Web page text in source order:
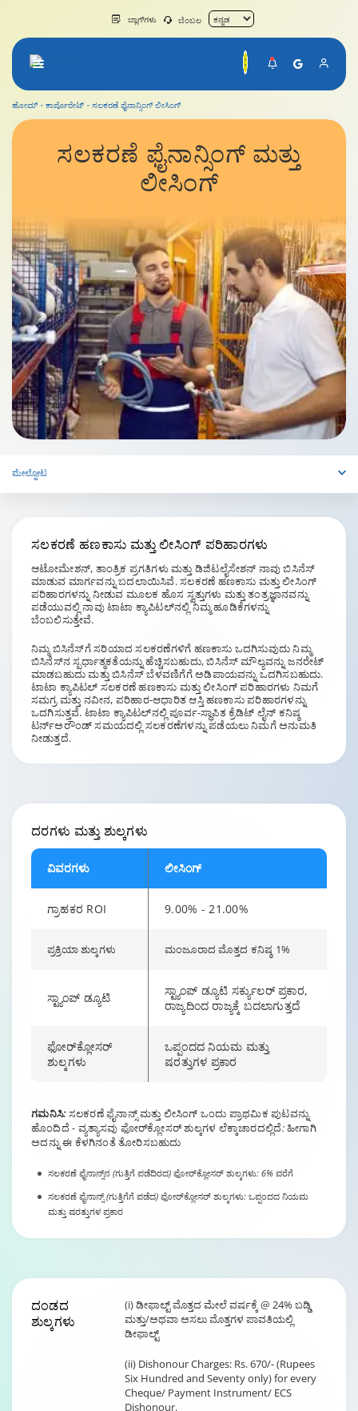
ಬ್ಲಾಗ್‌ಗಳು ಬೆಂಬಲ
ಹೋಮ್ ಕಾರ್ಪೊರೇಟ್ ಸಲಕರಣೆ ಫೈನಾನ್ಸಿಂಗ್ ಲೀಸಿಂಗ್
ಸಲಕರಣೆ ಫೈನಾನ್ಸಿಂಗ್ ಮತ್ತು
ಲೀಸಿಂಗ್
ಸಲಕರಣೆ ಲೋನ್ ಮತ್ತು ಲೀಸಿಂಗ್
ಮೇಲ್ನೋಟ
ಸಲಕರಣೆ ಹಣಕಾಸು ಮತ್ತು ಲೀಸಿಂಗ್ ಪರಿಹಾರಗಳು
ಆಟೋಮೇಶನ್, ತಾಂತ್ರಿಕ ಪ್ರಗತಿಗಳು ಮತ್ತು ಡಿಜಿಟಲೈಸೇಶನ್ ನಾವು ಬಿಸಿನೆಸ್
ಮಾಡುವ ಮಾರ್ಗವನ್ನು ಬದಲಾಯಿಸಿವೆ. ಸಲಕರಣೆ ಹಣಕಾಸು ಮತ್ತು ಲೀಸಿಂಗ್
ಪರಿಹಾರಗಳನ್ನು ನೀಡುವ ಮೂಲಕ ಹೊಸ ಸ್ವತ್ತುಗಳು ಮತ್ತು ತಂತ್ರಜ್ಞಾನವನ್ನು
ಪಡೆಯುವಲ್ಲಿ ನಾವು ಟಾಟಾ ಕ್ಯಾಪಿಟಲ್‌ನಲ್ಲಿ ನಿಮ್ಮ ಹೂಡಿಕೆಗಳನ್ನು
ಬೆಂಬಲಿಸುತ್ತೇವೆ.
ನಿಮ್ಮ ಬಿಸಿನೆಸ್‌ಗೆ ಸರಿಯಾದ ಸಲಕರಣೆಗಳಿಗೆ ಹಣಕಾಸು ಒದಗಿಸುವುದು ನಿಮ್ಮ
ಬಿಸಿನೆಸ್‌ನ ಸ್ಪರ್ಧಾತ್ಮಕತೆಯನ್ನು ಹೆಚ್ಚಿಸಬಹುದು, ಬಿಸಿನೆಸ್ ಮೌಲ್ಯವನ್ನು ಜನರೇಟ್
ಮಾಡಬಹುದು ಮತ್ತು ಬಿಸಿನೆಸ್ ಬೆಳವಣಿಗೆಗೆ ಅಡಿಪಾಯವನ್ನು ಒದಗಿಸಬಹುದು.
ಟಾಟಾ ಕ್ಯಾಪಿಟಲ್ ಸಲಕರಣೆ ಹಣಕಾಸು ಮತ್ತು ಲೀಸಿಂಗ್ ಪರಿಹಾರಗಳು ನಿಮಗೆ
ಸಮಗ್ರ ಮತ್ತು ನವೀನ, ಪರಿಹಾರ-ಆಧಾರಿತ ಆಸ್ತಿ ಹಣಕಾಸು ಪರಿಹಾರಗಳನ್ನು
ಒದಗಿಸುತ್ತವೆ. ಟಾಟಾ ಕ್ಯಾಪಿಟಲ್‌ನಲ್ಲಿ ಪೂರ್ವ-ಸ್ಥಾಪಿತ ಕ್ರೆಡಿಟ್ ಲೈನ್ ಕನಿಷ್ಠ
ಟರ್ನ್‌ಅರೌಂಡ್ ಸಮಯದಲ್ಲಿ ಸಲಕರಣೆಗಳನ್ನು ಪಡೆಯಲು ನಿಮಗೆ ಅನುಮತಿ
ನೀಡುತ್ತದೆ.
ದರಗಳು ಮತ್ತು ಶುಲ್ಕಗಳು
ವಿವರಗಳು ಲೀಸಿಂಗ್
ಗ್ರಾಹಕರ ROI 9.00% - 21.00%
ಪ್ರಕ್ರಿಯಾ ಶುಲ್ಕಗಳು ಮಂಜೂರಾದ ಮೊತ್ತದ ಕನಿಷ್ಠ 1%
ಸ್ಟ್ಯಾಂಪ್ ಡ್ಯೂಟಿ
ಸ್ಟ್ಯಾಂಪ್ ಡ್ಯೂಟಿ ಸರ್ಕ್ಯುಲರ್ ಪ್ರಕಾರ,
ರಾಜ್ಯದಿಂದ ರಾಜ್ಯಕ್ಕೆ ಬದಲಾಗುತ್ತದೆ
ಫೋರ್‌ಕ್ಲೋಸರ್
ಶುಲ್ಕಗಳು
ಒಪ್ಪಂದದ ನಿಯಮ ಮತ್ತು
ಷರತ್ತುಗಳ ಪ್ರಕಾರ
Changing language may refresh or navigate to another page.
Enable captions/subtitles from player controls when available.
ಗಮನಿಸಿ:ಸಲಕರಣೆ ಫೈನಾನ್ಸ್ ಮತ್ತು ಲೀಸಿಂಗ್ ಒಂದು ಪ್ರಾಥಮಿಕ ಪುಟವನ್ನು
ಹೊಂದಿದೆ - ವ್ಯತ್ಯಾಸವು ಫೋರ್‌ಕ್ಲೋಸರ್ ಶುಲ್ಕಗಳ ಲೆಕ್ಕಾಚಾರದಲ್ಲಿದೆ: ಹೀಗಾಗಿ
ಅದನ್ನು ಈ ಕೆಳಗಿನಂತೆ ತೋರಿಸಬಹುದು
ಸಲಕರಣೆ ಫೈನಾನ್ಸ್‌ನ (ಗುತ್ತಿಗೆ ಪಡೆದಿರದ) ಫೋರ್‌ಕ್ಲೋಸರ್ ಶುಲ್ಕಗಳು: 6% ವರೆಗೆ
ಸಲಕರಣೆ ಫೈನಾನ್ಸ್ (ಗುತ್ತಿಗೆಗೆ ಪಡೆದ) ಫೋರ್‌ಕ್ಲೋಸರ್ ಶುಲ್ಕಗಳು: ಒಪ್ಪಂದದ ನಿಯಮ
ಮತ್ತು ಷರತ್ತುಗಳ ಪ್ರಕಾರ
ದಂಡದ
ಶುಲ್ಕಗಳು
(i) ಡೀಫಾಲ್ಟ್ ಮೊತ್ತದ ಮೇಲೆ ವರ್ಷಕ್ಕೆ @ 24% ಬಡ್ಡಿ
ಮತ್ತು/ಅಥವಾ ಅಸಲು ಮೊತ್ತಗಳ ಪಾವತಿಯಲ್ಲಿ
ಡೀಫಾಲ್ಟ್
(ii) Dishonour Charges: Rs. 670/- (Rupees
Six Hundred and Seventy only) for every
Cheque/ Payment Instrument/ ECS
Dishonour.